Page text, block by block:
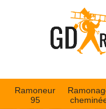
Ramoneur
95